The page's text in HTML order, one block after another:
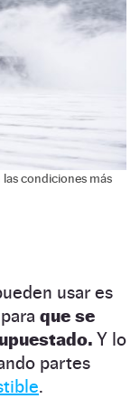
condiciones más
usar es
que se
Y lo
partes
.